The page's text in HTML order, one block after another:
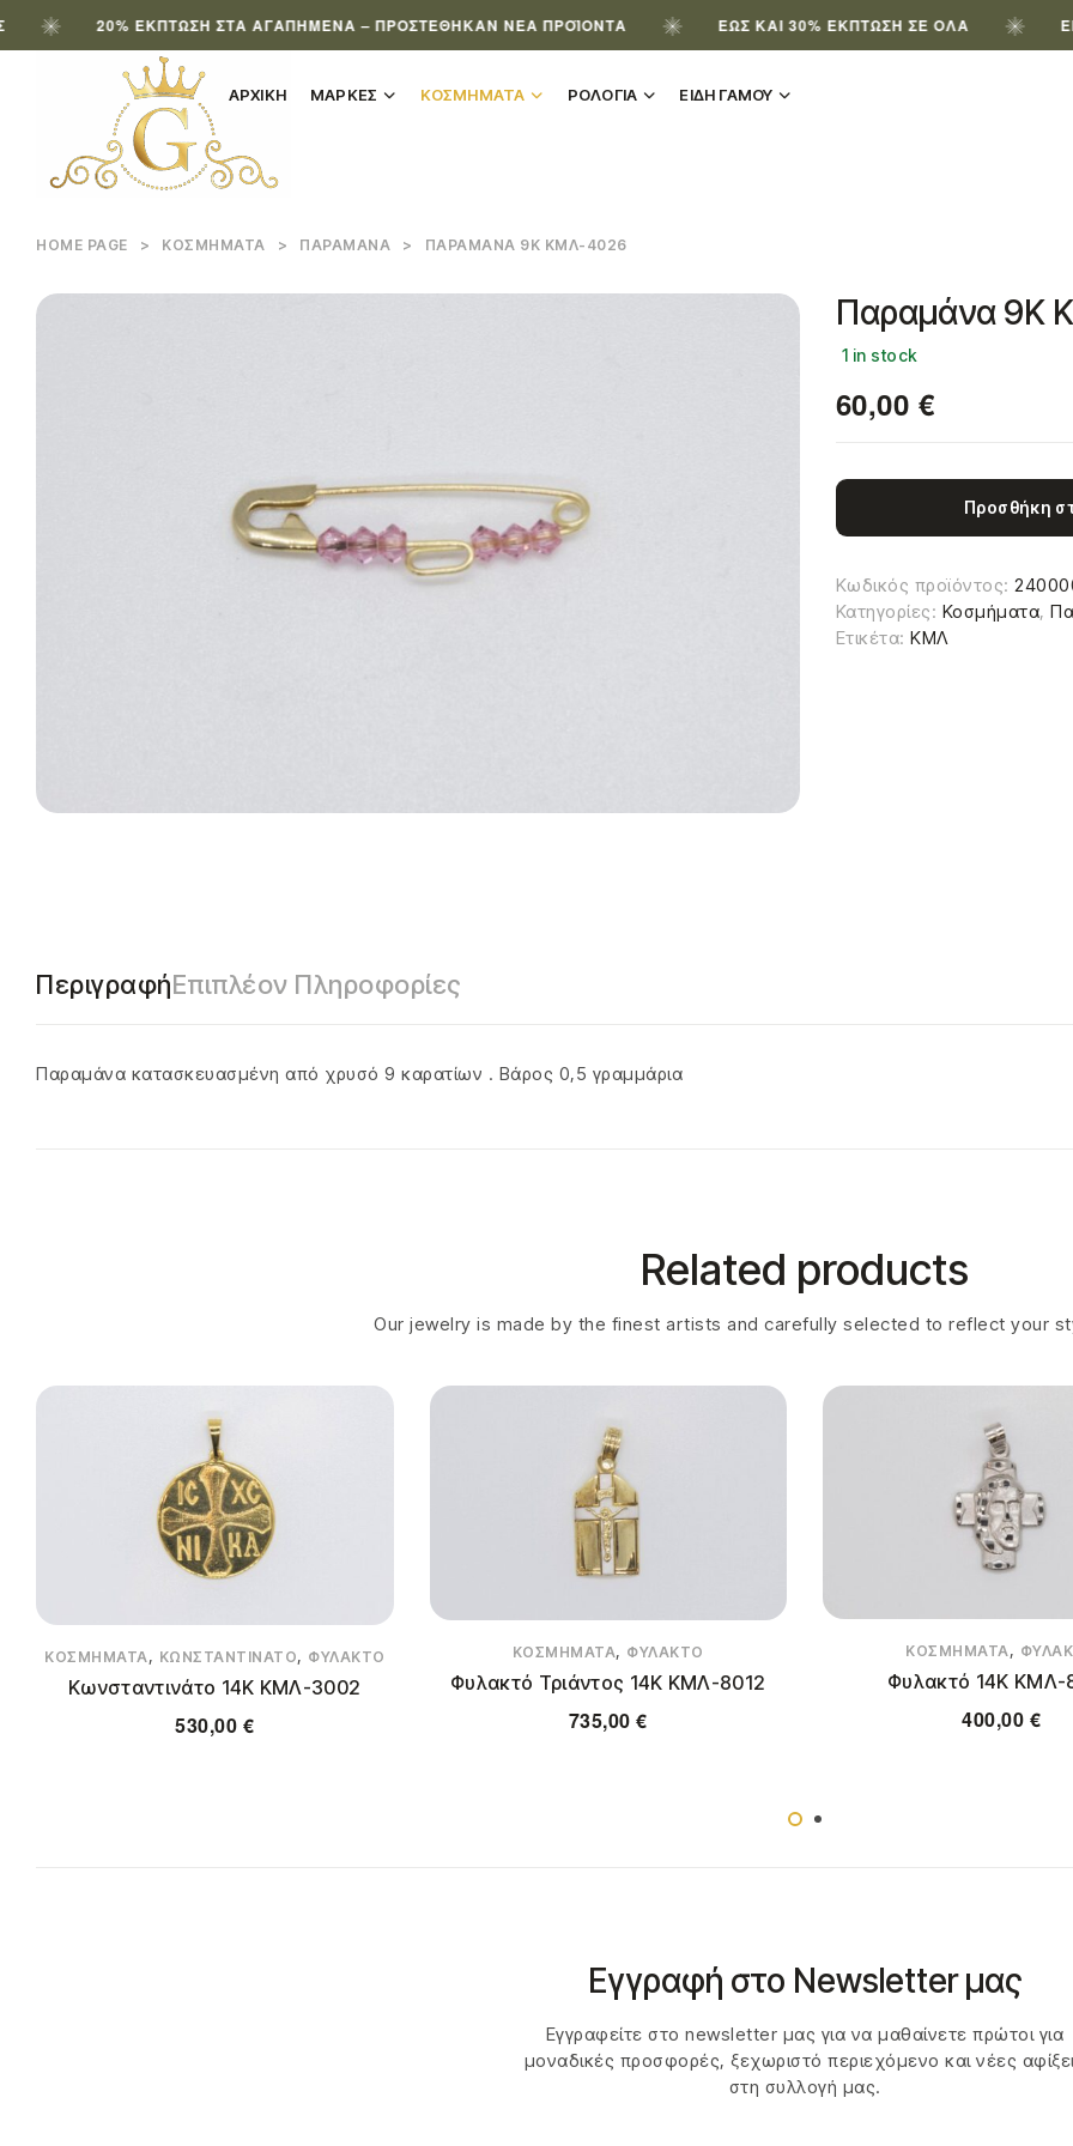
20% ΈΚΠΤΩΣΗ ΣΤΑ ΑΓΑΠΗΜΈΝΑ – ΠΡΟΣΤΈΘΗΚΑΝ ΝΈΑ ΠΡΟΪΌΝΤΑ ΈΩΣ ΚΑΙ 30% ΈΚΠΤΩΣΗ ΣΕ ΌΛΑ
ΑΡΧΙΚΗ ΜΑΡΚΕΣ ΚΟΣΜΗΜΑΤΑ ΡΟΛΟΓΙΑ ΕΙΔΗ ΓΑΜΟΥ
HOME PAGE > ΚΟΣΜΉΜΑΤΑ > ΠΑΡΑΜΆΝΑ > ΠΑΡΑΜΆΝΑ 9Κ ΚΜΛ-4026
Παραμάνα 9Κ
1 in stock
60,00 €
Προσθήκη
Κωδικός προϊόντος:
Κατηγορίες: Κοσμήματα,
Ετικέτα:ΚΜΛ
ΠεριγραφήΕπιπλέον Πληροφορίες
Παραμάνα κατασκευασμένη από χρυσό 9 καρατίων . Βάρος 0,5 γραμμάρια
Related products
Our jewelry is made by the finest artists and carefully selected to reflect your
ΚΟΣΜΉΜΑΤΑ , ΚΩΝΣΤΑΝΤΙΝΆΤΟ, ΦΥΛΑΚΤΌ
Κωνσταντινάτο 14Κ ΚΜΛ-3002
530,00 €
ΚΟΣΜΉΜΑΤΑ, ΦΥΛΑΚΤΌ
Φυλακτό Τριάντος 14Κ ΚΜΛ-8012
735,00€
ΚΟΣΜΉΜΑΤΑ ,
Φυλακτό 14Κ ΚΜΛ-
400,00 €
Εγγραφή στο Newsletter μας
Εγγραφείτε στο newsletter μας για να μαθαίνετε πρώτοι για
μοναδικές προσφορές, ξεχωριστό περιεχόμενο και νέες
στη συλλογή μας.